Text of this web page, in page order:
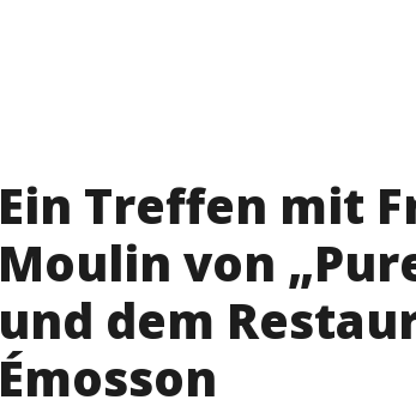
Ein Treffen mit
Moulin von
und dem
Émosson